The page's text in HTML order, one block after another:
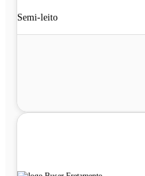
Semi-leito